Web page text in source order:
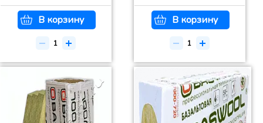
В корзину В корзину